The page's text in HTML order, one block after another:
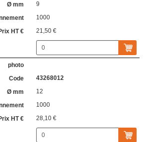
9
1000
21,50 €
43268012
12
1000
28,10 €